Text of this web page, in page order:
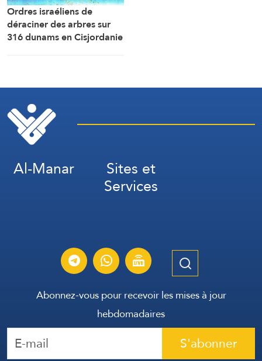
Ordres israéliens de
déraciner des arbres sur
316 dunams en Cisjordanie
Al-Manar Sites et
Services
Abonnez-vous pour recevoir les mises à jour
hebdomadaires
S'abonner